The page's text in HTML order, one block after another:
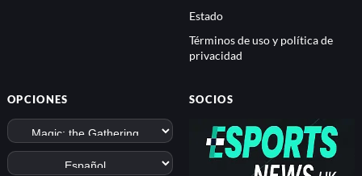
Estado
Términos de uso y política de
privacidad
OPCIONES SOCIOS